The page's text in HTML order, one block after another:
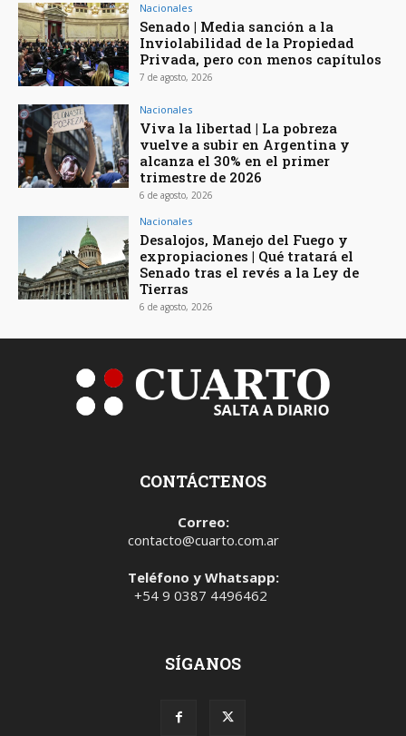
Nacionales
Senado | Media sanción a la
Inviolabilidad de la Propiedad
Privada, pero con menos capítulos
7 de agosto, 2026
Nacionales
Viva la libertad | La pobreza
vuelve a subir en Argentina y
alcanza el 30% en el primer
trimestre de 2026
6 de agosto, 2026
Nacionales
Desalojos, Manejo del Fuego y
expropiaciones | Qué tratará el
Senado tras el revés a la Ley de
Tierras
6 de agosto, 2026
CONTÁCTENOS
Correo:
contacto@cuarto.com.ar
Teléfono y Whatsapp:
+54 9 0387 4496462
SÍGANOS